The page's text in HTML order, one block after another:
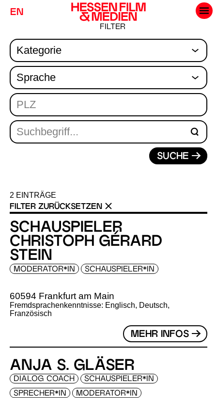
EN
FILTER
SUCHE
2 EINTRÄGE
FILTER ZURÜCKSETZEN
SCHAUSPIELER
CHRISTOPH GÉRARD
STEIN
MODERATOR*IN SCHAUSPIELER*IN
60594 Frankfurt am Main
Fremdsprachenkenntnisse: Englisch, Deutsch,
Französisch
MEHR INFOS
ANJA S. GLÄSER
DIALOG COACH
SCHAUSPIELER*IN
SPRECHER*IN
MODERATOR*IN